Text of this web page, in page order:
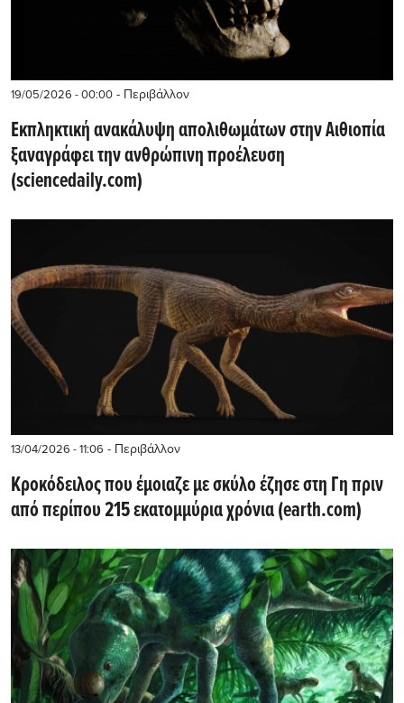
19/05/2026 - 00:00 - Περιβάλλον
Εκπληκτική ανακάλυψη απολιθωμάτων στην Αιθιοπία
ξαναγράφει την ανθρώπινη προέλευση
(sciencedaily.com)
13/04/2026 - 11:06 - Περιβάλλον
Κροκόδειλος που έμοιαζε με σκύλο έζησε στη Γη πριν
από περίπου 215 εκατομμύρια χρόνια (earth.com)